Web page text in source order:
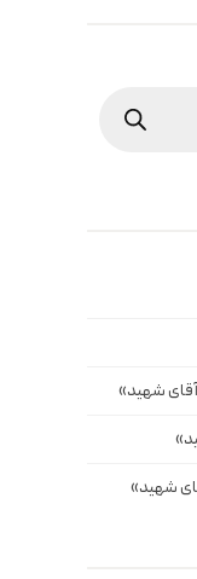
شهید»
شهید»